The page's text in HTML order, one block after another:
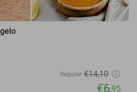
favorite_border
Regulier €14,10
€6,95